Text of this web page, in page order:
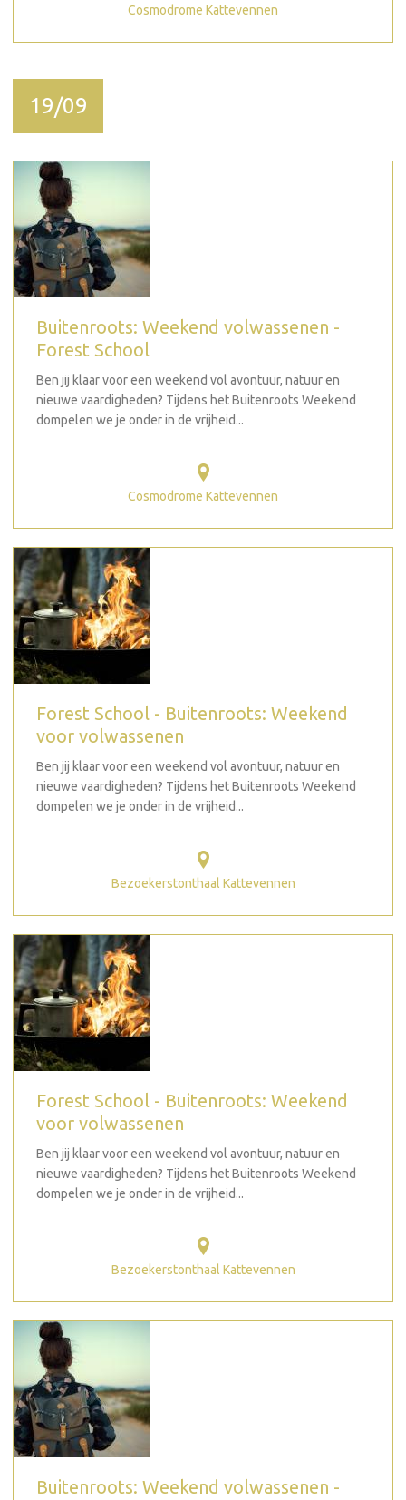
Cosmodrome Kattevennen
19/09
Buitenroots: Weekend volwassenen -
Forest School
Ben jij klaar voor een weekend vol avontuur, natuur en
nieuwe vaardigheden? Tijdens het Buitenroots Weekend
dompelen we je onder in de vrijheid...
Cosmodrome Kattevennen
Forest School - Buitenroots: Weekend
voor volwassenen
Ben jij klaar voor een weekend vol avontuur, natuur en
nieuwe vaardigheden? Tijdens het Buitenroots Weekend
dompelen we je onder in de vrijheid...
Bezoekerstonthaal Kattevennen
Forest School - Buitenroots: Weekend
voor volwassenen
Ben jij klaar voor een weekend vol avontuur, natuur en
nieuwe vaardigheden? Tijdens het Buitenroots Weekend
dompelen we je onder in de vrijheid...
Bezoekerstonthaal Kattevennen
Buitenroots: Weekend volwassenen -